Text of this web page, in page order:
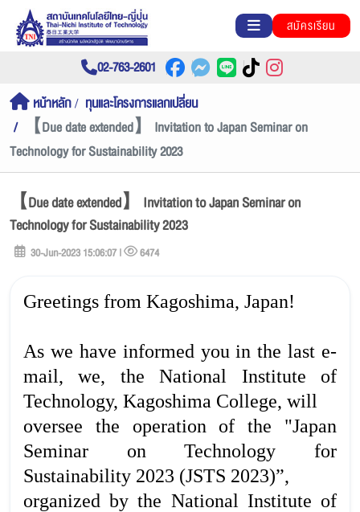
สมัครเรียน
02-763-2601
หน้าหลัก
ทุนและโครงการแลกเปลี่ยน
【Due date extended】 Invitation to Japan Seminar on
Technology for Sustainability 2023
【Due date extended】 Invitation to Japan Seminar on
Technology for Sustainability 2023
30-Jun-2023 15:06:07 | 6474
Greetings from Kagoshima, Japan!
As we have informed you in the last e-
mail, we, the National Institute of
Technology, Kagoshima College, will
oversee the operation of the "Japan
Seminar on Technology for
Sustainability 2023 (JSTS 2023)”,
organized by the National Institute of